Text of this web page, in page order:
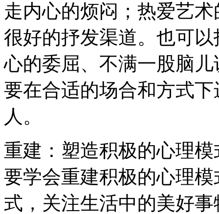
走内心的烦闷；热爱艺
很好的抒发渠道。也可
心的委屈、不满一股脑
要在合适的场合和方式
人。
重建：塑造积极的心理
要学会重建积极的心理
式，关注生活中的美好